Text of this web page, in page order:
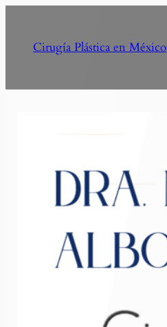
Cirugía Plástica en México